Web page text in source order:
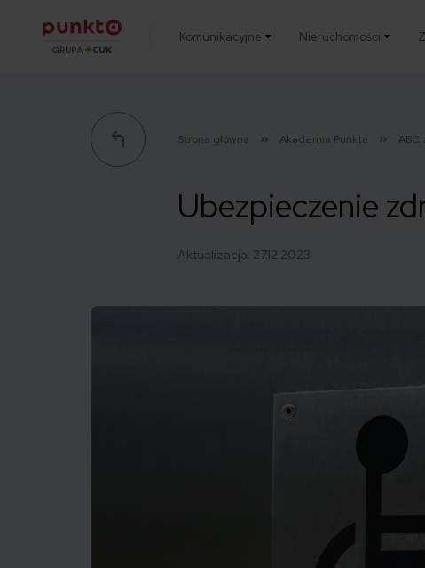
Komunikacyjne Nieruchomości
Strona główna Akademia Punkta ABC
Ubezpieczenie
Aktualizacja: 27.12.2023